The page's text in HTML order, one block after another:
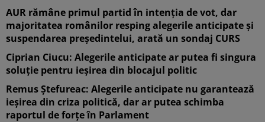
AUR rămâne primul partid în intenția de vot, dar
majoritatea românilor resping alegerile anticipate și
suspendarea președintelui, arată un sondaj CURS
Ciprian Ciucu: Alegerile anticipate ar putea fi singura
soluție pentru ieșirea din blocajul politic
Remus Ștefureac: Alegerile anticipate nu garantează
ieșirea din criza politică, dar ar putea schimba
raportul de forțe în Parlament